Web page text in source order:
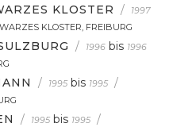
KLOSTER / 1997
KLOSTER, FREIBURG
/ 1996 bis 1996
/ 1995 bis 1995 /
/ 1995 bis 1995 /